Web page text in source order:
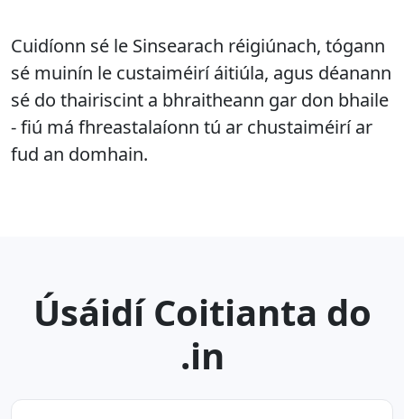
Cuidíonn sé le Sinsearach réigiúnach, tógann
sé muinín le custaiméirí áitiúla, agus déanann
sé do thairiscint a bhraitheann gar don bhaile
- fiú má fhreastalaíonn tú ar chustaiméirí ar
fud an domhain.
Úsáidí Coitianta do
.in